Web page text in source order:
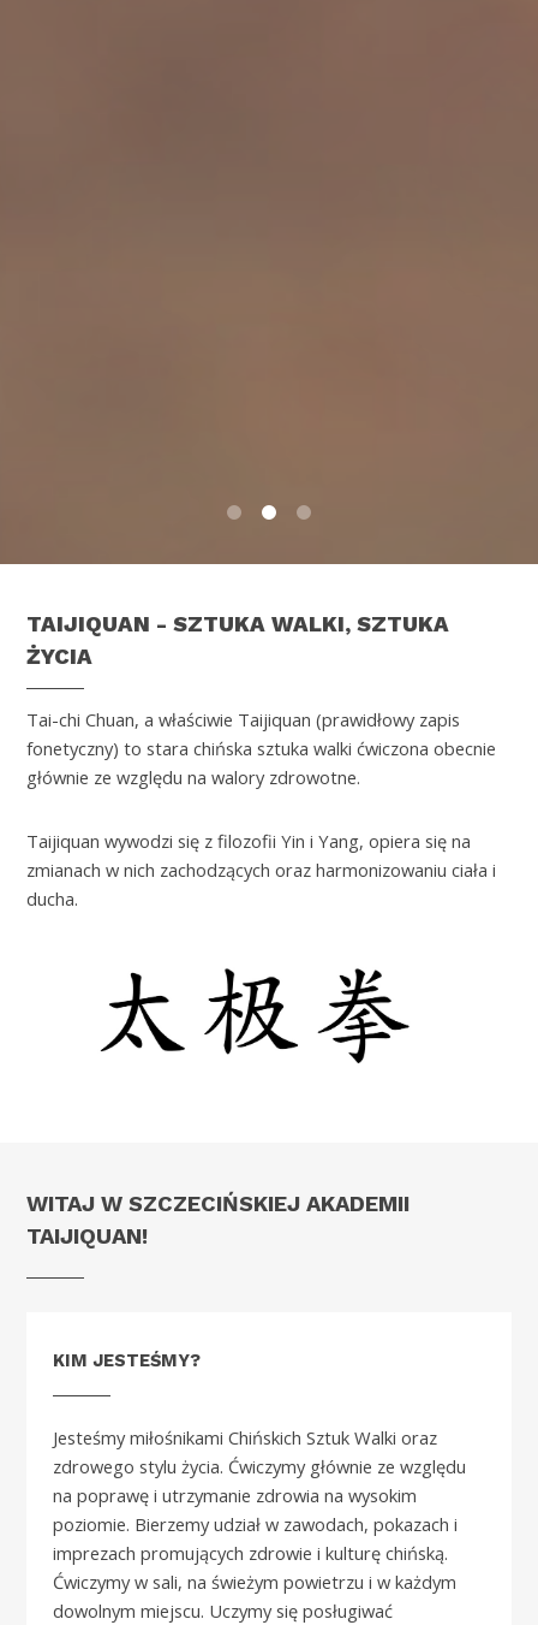
TAIJIQUAN - SZTUKA WALKI, SZTUKA
ŻYCIA
Tai-chi Chuan, a właściwie Taijiquan (prawidłowy zapis
fonetyczny) to stara chińska sztuka walki ćwiczona obecnie
głównie ze względu na walory zdrowotne.
Taijiquan wywodzi się z filozofii Yin i Yang, opiera się na
zmianach w nich zachodzących oraz harmonizowaniu ciała i
ducha.
WITAJ W SZCZECIŃSKIEJ AKADEMII
TAIJIQUAN!
KIM JESTEŚMY?
Jesteśmy miłośnikami Chińskich Sztuk Walki oraz
zdrowego stylu życia. Ćwiczymy głównie ze względu
na poprawę i utrzymanie zdrowia na wysokim
poziomie. Bierzemy udział w zawodach, pokazach i
imprezach promujących zdrowie i kulturę chińską.
Ćwiczymy w sali, na świeżym powietrzu i w każdym
dowolnym miejscu. Uczymy się posługiwać